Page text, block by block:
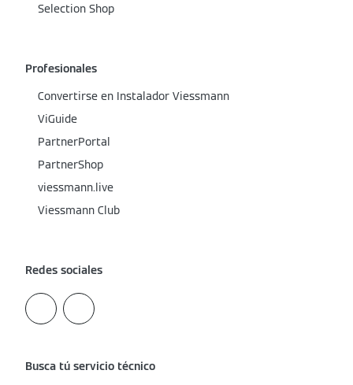
Selection Shop
Profesionales
Convertirse en Instalador Viessmann
ViGuide
PartnerPortal
PartnerShop
viessmann.live
Viessmann Club
Redes sociales
Busca tú servicio técnico